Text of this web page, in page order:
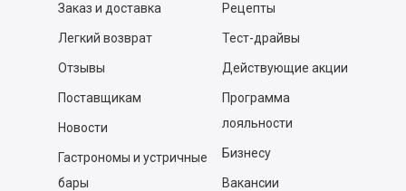
Заказ и доставка
Легкий возврат
Отзывы
Поставщикам
Новости
Гастрономы и устричные
бары
Рецепты
Тест-драйвы
Действующие акции
Программа
лояльности
Бизнесу
Вакансии